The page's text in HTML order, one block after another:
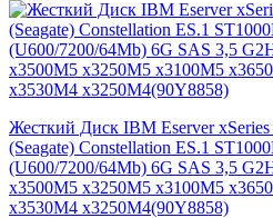
Жесткий Диск IBM Eserver
(Seagate) Constellation ES.1
(U600/7200/64Mb) 6G SAS 3,5
x3500M5 x3250M5 x3100M5
x3530M4 x3250M4(90Y8858)